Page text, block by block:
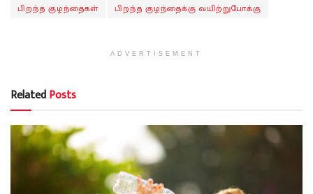
பிறந்த குழந்தைகள்
பிறந்த குழந்தைக்கு வயிற்றுபோக்கு
ADVERTISEMENT
RelatedPosts